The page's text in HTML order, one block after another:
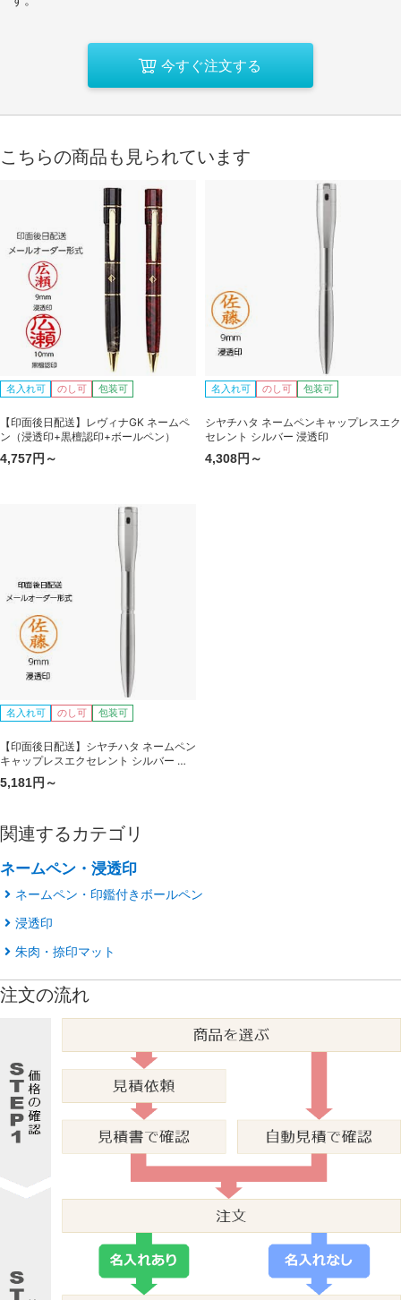
今すぐ注文する
こちらの商品も見られています
名入れ可 のし可 包装可
【印面後日配送】レヴィナGK ネームペ
ン（浸透印+黒檀認印+ボールペン）
4,757円～
名入れ可 のし可 包装可
シヤチハタ ネームペンキャップレスエク
セレント シルバー 浸透印
4,308円～
名入れ可 のし可 包装可
【印面後日配送】シヤチハタ ネームペン
キャップレスエクセレント シルバー 浸
5,181円～
関連するカテゴリ
ネームペン・浸透印
ネームペン・印鑑付きボールペン
浸透印
朱肉・捺印マット
注文の流れ